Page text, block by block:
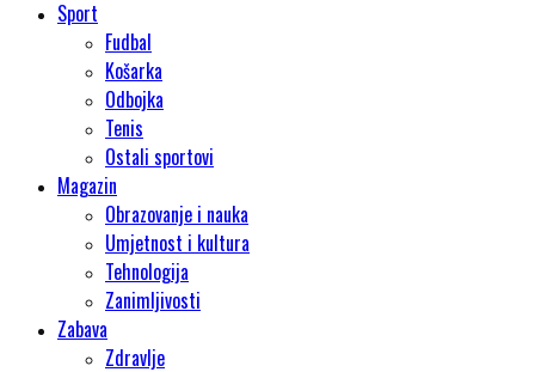
Sport
Fudbal
Košarka
Odbojka
Tenis
Ostali sportovi
Magazin
Obrazovanje i nauka
Umjetnost i kultura
Tehnologija
Zanimljivosti
Zabava
Zdravlje